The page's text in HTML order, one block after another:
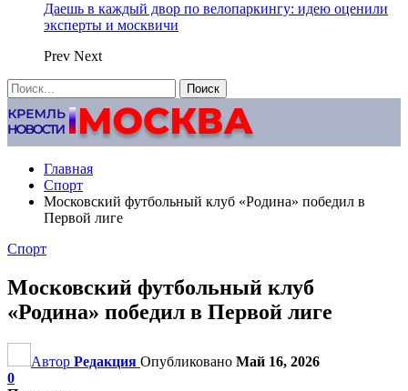
Даешь в каждый двор по велопаркингу: идею оценили
эксперты и москвичи
Prev Next
Главная
Спорт
Московский футбольный клуб «Родина» победил в
Первой лиге
Спорт
Московский футбольный клуб
«Родина» победил в Первой лиге
Автор Редакция Опубликовано Май 16, 2026
0